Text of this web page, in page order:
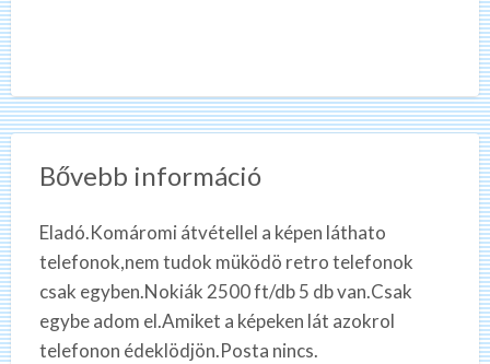
Bővebb információ
Eladó.Komáromi átvétellel a képen láthato
telefonok,nem tudok müködö retro telefonok
csak egyben.Nokiák 2500 ft/db 5 db van.Csak
egybe adom el.Amiket a képeken lát azokrol
telefonon édeklödjön.Posta nincs.